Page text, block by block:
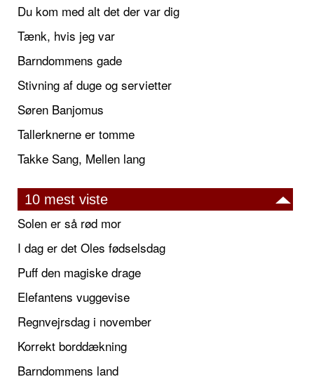
Du kom med alt det der var dig
Tænk, hvis jeg var
Barndommens gade
Stivning af duge og servietter
Søren Banjomus
Tallerknerne er tomme
Takke Sang, Mellen lang
10 mest viste
Solen er så rød mor
I dag er det Oles fødselsdag
Puff den magiske drage
Elefantens vuggevise
Regnvejrsdag i november
Korrekt borddækning
Barndommens land